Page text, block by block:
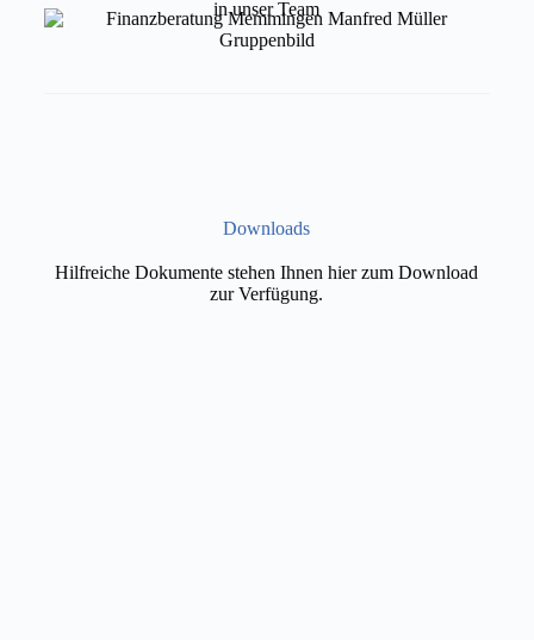
Downloads
Hilfreiche Dokumente stehen Ihnen hier zum Download
zur Verfügung.